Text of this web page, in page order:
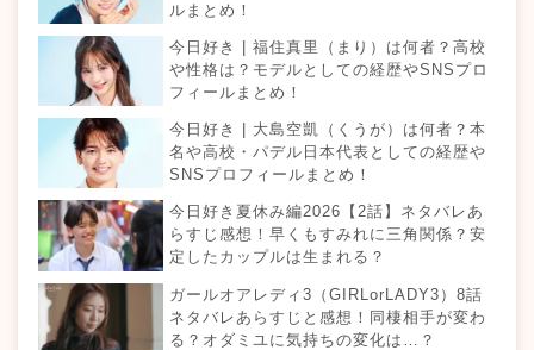
ルまとめ！
今日好き | 福住真里（まり）は何者？高校
や性格は？モデルとしての経歴やSNSプロ
フィールまとめ！
今日好き | 大島空凱（くうが）は何者？本
名や高校・パデル日本代表としての経歴や
SNSプロフィールまとめ！
今日好き夏休み編2026【2話】ネタバレあ
らすじ感想！早くもすみれに三角関係？安
定したカップルは生まれる？
ガールオアレディ3（GIRLorLADY3）8話
ネタバレあらすじと感想！同棲相手が変わ
る？オダミユに気持ちの変化は…？